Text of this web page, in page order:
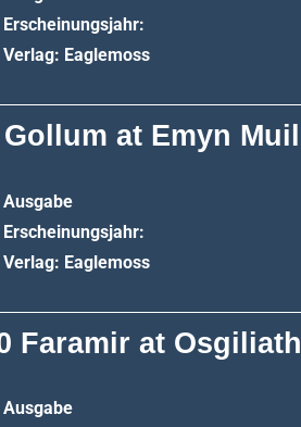
Erscheinungsjahr:
Verlag: Eaglemoss
at Emyn Muil
Ausgabe
Erscheinungsjahr:
Verlag: Eaglemoss
Faramir at Osgiliath
Ausgabe